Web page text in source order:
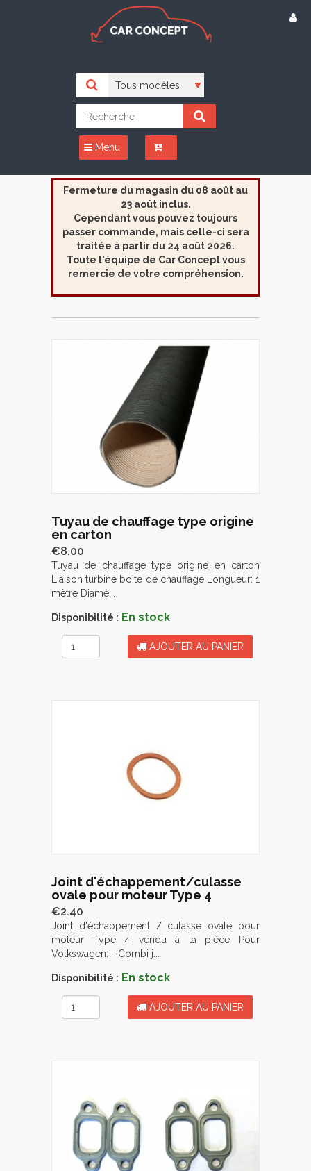
Menu
Fermeture du magasin du 08 août au
23 août inclus.
Cependant vous pouvez toujours
passer commande, mais celle-ci sera
traitée à partir du 24 août 2026.
Toute l'équipe de Car Concept vous
remercie de votre compréhension.
Tuyau de chauffage type origine
en carton
€8.00
Tuyau de chauffage type origine en carton
Liaison turbine boite de chauffage Longueur: 1
mètre Diamè...
Disponibilité : En stock
AJOUTER AU PANIER
Joint d'échappement/culasse
ovale pour moteur Type 4
€2.40
Joint d'échappement / culasse ovale pour
moteur Type 4 vendu à la pièce Pour
Volkswagen: - Combi j...
Disponibilité : En stock
AJOUTER AU PANIER